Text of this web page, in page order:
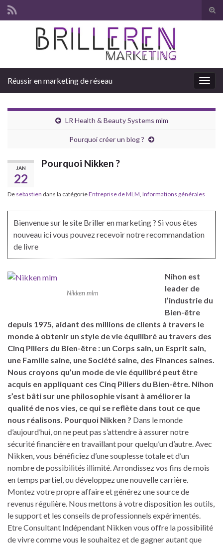
Search for:
Réussir en marketing de réseau
LR Health & Beauty Systems mlm
Pourquoi créer un blog ?
JAN
22
Pourquoi Nikken ?
De sebastien dans la catégorieEntreprise de MLM Informations générales
Bienvenue sur le site Briller en marketing ? Si vous êtes
nouveau ici vous pouvez recevoir notre recommandation
de livre
Nikken mlm
Nihon est
leader de
l’industrie du
Bien-être
depuis 1975, aidant des millions de clients à travers le
monde à obtenir un style de vie équilibré au travers des
Cinq Piliers du Bien-être : un Corps sain, un Esprit sain,
une Famille saine, une Société saine, des Finances saines.
Nous croyons qu’un mode de vie équilibré peut être
acquis en appliquant ces Cinq Piliers du Bien-être. Nihon
s’est bâti sur une philosophie visant à améliorer la
qualité de nos vies, ce qui se reflète dans tout ce que
nous réalisons. Pourquoi Nikken ? Dans le monde
d’aujourd’hui, on ne peut pas s’attendre à assurer notre
sécurité financière en travaillant pour quelqu’un d’autre. Avec
Nikken, vous bénéficiez d’une souplesse totale et d’un
nombre de possibilités illimité. Arrondissez vos fins de mois
en temps partiel, ou développez une nouvelle carrière.
Montez votre propre affaire et générez une source de
revenus régulière. Nous mettons à votre disposition les outils,
le support et les conseils de professionnels expérimentés.
Etre Consultant Indépendant Nikken vous offre la possibilité
de vivre comme vous le souhaitez et de gagner autant que